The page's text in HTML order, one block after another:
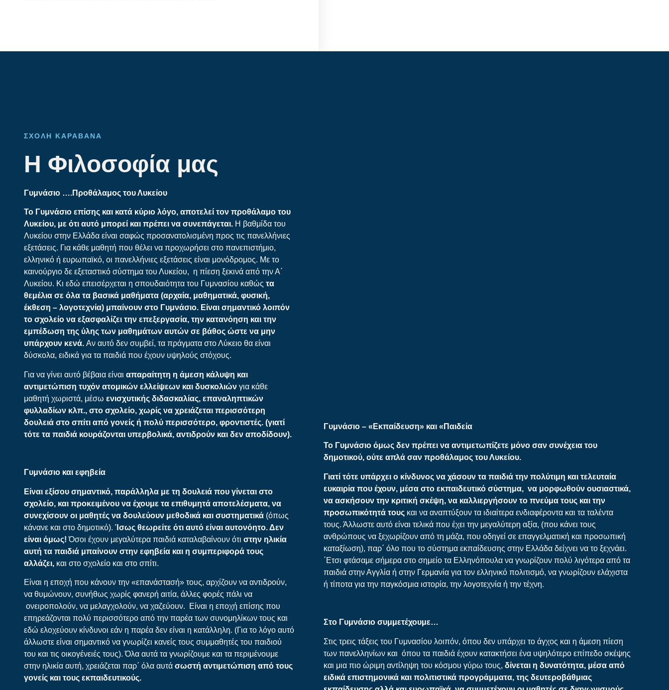
ΣΧΟΛΗ ΚΑΡΑΒΑΝΑ
Η Φιλοσοφία μας
Γυμνάσιο ….Προθάλαμος του Λυκείου
Το Γυμνάσιο επίσης και κατά κύριο λόγο, αποτελεί τον προθάλαμο του
Λυκείου, με ότι αυτό μπορεί και πρέπει να συνεπάγεται. Η βαθμίδα του
Λυκείου στην Ελλάδα είναι σαφώς προσανατολισμένη προς τις πανελλήνιες
εξετάσεις. Για κάθε μαθητή που θέλει να προχωρήσει στο πανεπιστήμιο,
ελληνικό ή ευρωπαϊκό, οι πανελλήνιες εξετάσεις είναι μονόδρομος. Με το
καινούργιο δε εξεταστικό σύστημα του Λυκείου, η πίεση ξεκινά από την Α΄
Λυκείου. Κι εδώ επεισέρχεται η σπουδαιότητα του Γυμνασίου καθώς τα
θεμέλια σε όλα τα βασικά μαθήματα (αρχαία, μαθηματικά, φυσική,
έκθεση – λογοτεχνία) μπαίνουν στο Γυμνάσιο. Είναι σημαντικό λοιπόν
το σχολείο να εξασφαλίζει την επεξεργασία, την κατανόηση και την
εμπέδωση της ύλης των μαθημάτων αυτών σε βάθος ώστε να μην
υπάρχουν κενά. Αν αυτό δεν συμβεί, τα πράγματα στο Λύκειο θα είναι
δύσκολα, ειδικά για τα παιδιά που έχουν υψηλούς στόχους.
Για να γίνει αυτό βέβαια είναι απαραίτητη η άμεση κάλυψη και
αντιμετώπιση τυχόν ατομικών ελλείψεων και δυσκολιών για κάθε
μαθητή χωριστά, μέσω ενισχυτικής διδασκαλίας, επαναληπτικών
φυλλαδίων κλπ., στο σχολείο, χωρίς να χρειάζεται περισσότερη
δουλειά στο σπίτι από γονείς ή πολύ περισσότερο, φροντιστές. (γιατί
τότε τα παιδιά κουράζονται υπερβολικά, αντιδρούν και δεν αποδίδουν).
Γυμνάσιο και εφηβεία
Είναι εξίσου σημαντικό, παράλληλα με τη δουλειά που γίνεται στο
σχολείο, και προκειμένου να έχουμε τα επιθυμητά αποτελέσματα, να
συνεχίσουν οι μαθητές να δουλεύουν μεθοδικά και συστηματικά (όπως
κάνανε και στο δημοτικό). Ίσως θεωρείτε ότι αυτό είναι αυτονόητο. Δεν
είναι όμως! Όσοι έχουν μεγαλύτερα παιδιά καταλαβαίνουν ότι στην ηλικία
αυτή τα παιδιά μπαίνουν στην εφηβεία και η συμπεριφορά τους
αλλάζει, και στο σχολείο και στο σπίτι.
Είναι η εποχή που κάνουν την «επανάστασή» τους, αρχίζουν να αντιδρούν,
να θυμώνουν, συνήθως χωρίς φανερή αιτία, άλλες φορές πάλι να
ονειροπολούν, να μελαγχολούν, να χαζεύουν. Είναι η εποχή επίσης που
επηρεάζονται πολύ περισσότερο από την παρέα των συνομηλίκων τους και
εδώ ελοχεύουν κίνδυνοι εάν η παρέα δεν είναι η κατάλληλη. (Για το λόγο αυτό
άλλωστε είναι σημαντικό να γνωρίζει κανείς τους συμμαθητές του παιδιού
του και τις οικογένειές τους). Όλα αυτά τα γνωρίζουμε και τα περιμένουμε
στην ηλικία αυτή, χρειάζεται παρ΄ όλα αυτά σωστή αντιμετώπιση από τους
γονείς και τους εκπαιδευτικούς.
Γυμνάσιο – «Εκπαίδευση» και «Παιδεία
Το Γυμνάσιο όμως δεν πρέπει να αντιμετωπίζετε μόνο σαν συνέχεια του
δημοτικού, ούτε απλά σαν προθάλαμος του Λυκείου.
Γιατί τότε υπάρχει ο κίνδυνος να χάσουν τα παιδιά την πολύτιμη και τελευταία
ευκαιρία που έχουν, μέσα στο εκπαιδευτικό σύστημα, να μορφωθούν ουσιαστικά,
να ασκήσουν την κριτική σκέψη, να καλλιεργήσουν το πνεύμα τους και την
προσωπικότητά τους και να αναπτύξουν τα ιδιαίτερα ενδιαφέροντα και τα ταλέντα
τους. Άλλωστε αυτό είναι τελικά που έχει την μεγαλύτερη αξία, (που κάνει τους
ανθρώπους να ξεχωρίζουν από τη μάζα, που οδηγεί σε επαγγελματική και προσωπική
καταξίωση), παρ΄ όλο που το σύστημα εκπαίδευσης στην Ελλάδα δείχνει να το ξεχνάει.
΄Ετσι φτάσαμε σήμερα στο σημείο τα Ελληνόπουλα να γνωρίζουν πολύ λιγότερα από τα
παιδιά στην Αγγλία ή στην Γερμανία για τον ελληνικό πολιτισμό, να γνωρίζουν ελάχιστα
ή τίποτα για την παγκόσμια ιστορία, την λογοτεχνία ή την τέχνη.
Στο Γυμνάσιο συμμετέχουμε…
Στις τρεις τάξεις του Γυμνασίου λοιπόν, όπου δεν υπάρχει το άγχος και η άμεση πίεση
των πανελληνίων και όπου τα παιδιά έχουν κατακτήσει ένα υψηλότερο επίπεδο σκέψης
και μια πιο ώριμη αντίληψη του κόσμου γύρω τους, δίνεται η δυνατότητα, μέσα από
ειδικά επιστημονικά και πολιτιστικά προγράμματα, της δευτεροβάθμιας